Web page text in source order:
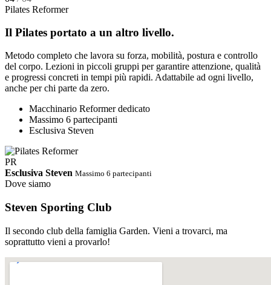
Pilates Reformer
Il Pilates portato a un altro livello.
Metodo completo che lavora su forza, mobilità, postura e controllo
del corpo. Lezioni in piccoli gruppi per garantire attenzione, qualità
e progressi concreti in tempi più rapidi. Adattabile ad ogni livello,
anche per chi parte da zero.
Macchinario Reformer dedicato
Massimo 6 partecipanti
Esclusiva Steven
PR
Esclusiva Steven Massimo 6 partecipanti
Dove siamo
Steven Sporting Club
Il secondo club della famiglia Garden. Vieni a trovarci, ma
soprattutto vieni a provarlo!
PDF